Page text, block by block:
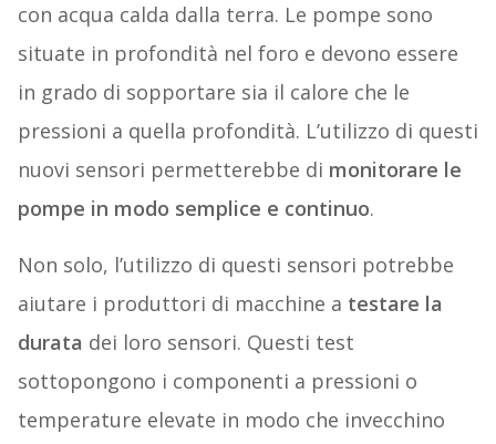
con acqua calda dalla terra. Le pompe sono
situate in profondità nel foro e devono essere
in grado di sopportare sia il calore che le
pressioni a quella profondità. L’utilizzo di questi
nuovi sensori permetterebbe di monitorare le
pompe in modo semplice e continuo.
Non solo, l’utilizzo di questi sensori potrebbe
aiutare i produttori di macchine a testare la
durata dei loro sensori. Questi test
sottopongono i componenti a pressioni o
temperature elevate in modo che invecchino